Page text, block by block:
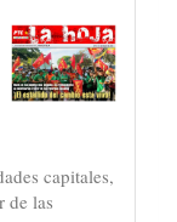
capitales,
de las